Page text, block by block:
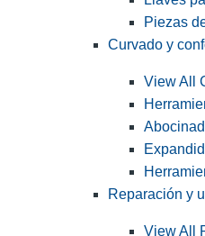
Piezas
Curvado y
View All
Reparación y
View All